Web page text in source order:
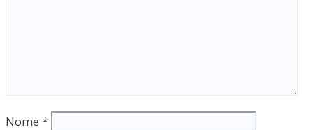
Nome *